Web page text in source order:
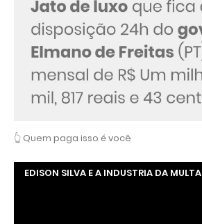
👆 Quem paga isso é você
EDISON SILVA E A INDUSTRIA DA MULTA